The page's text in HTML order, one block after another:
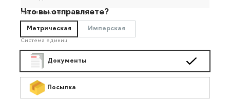
Необязательно
Что вы отправляете?
Метрическая Имперская
Система единиц
Документы
Посылка